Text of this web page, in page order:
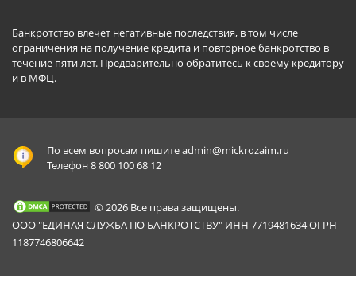
Банкротство влечет негативные последствия, в том числе
ограничения на получение кредита и повторное банкротство в
течение пяти лет. Предварительно обратитесь к своему кредитору
и в МФЦ.
По всем вопросам пишитеadmin@mickrozaim.ru
Телефон 8 800 100 68 12
© 2026 Все права защищены.
ООО "ЕДИНАЯ СЛУЖБА ПО БАНКРОТСТВУ" ИНН 7719481634 ОГРН
1187746806642
Mickrozaim.ru использует файлы cookie для